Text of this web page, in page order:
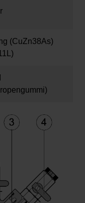
(CuZn38As)